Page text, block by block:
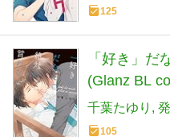
125
「好き」だ
(Glanz BL
千葉たゆり
105